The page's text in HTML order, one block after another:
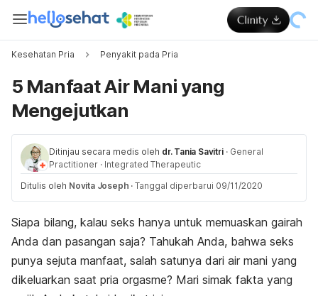
Kesehatan Pria Penyakit pada Pria
5 Manfaat Air Mani yang
Mengejutkan
Ditinjau secara medis oleh dr. Tania Savitri · General
Practitioner · Integrated Therapeutic
Ditulis oleh Novita Joseph · Tanggal diperbarui 09/11/2020
Siapa bilang, kalau seks hanya untuk memuaskan gairah
Anda dan pasangan saja? Tahukah Anda, bahwa seks
punya sejuta manfaat, salah satunya dari air mani yang
dikeluarkan saat pria orgasme? Mari simak fakta yang